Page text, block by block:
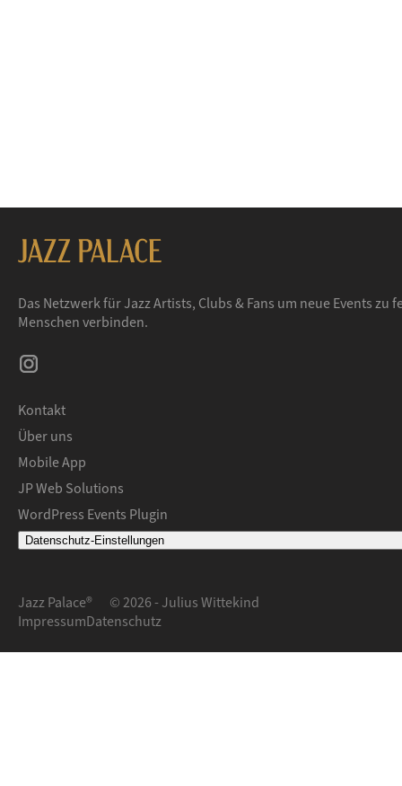
Das Netzwerk für Jazz Artists, Clubs & Fans um neue Events zu
Menschen verbinden.
Kontakt
Über uns
Mobile App
JP Web Solutions
WordPress Events Plugin
Datenschutz-Einstellungen
Jazz Palace®
© 2026 - Julius Wittekind
ImpressumDatenschutz